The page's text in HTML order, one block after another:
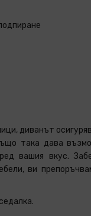
диванът
така дава
вашия вкус.
ви